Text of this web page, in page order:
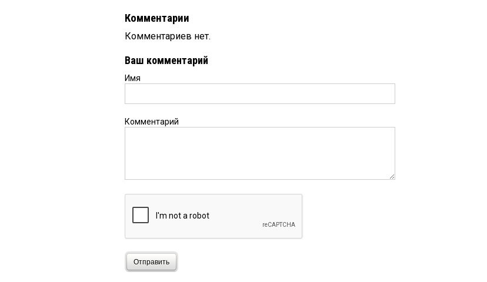
Комментарии
Комментариев нет.
Ваш комментарий
Имя
Комментарий
Отправить